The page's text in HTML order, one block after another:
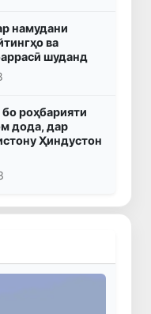
намудани
ва
шуданд
роҳбарияти
дода, дар
Ҳиндустон